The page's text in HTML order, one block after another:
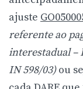
ajuste
referente ao
interestadual –
IN 598/03)ou